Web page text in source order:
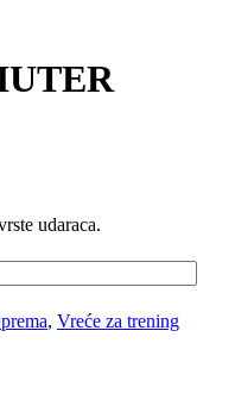
udaraca.
, Vreće za trening